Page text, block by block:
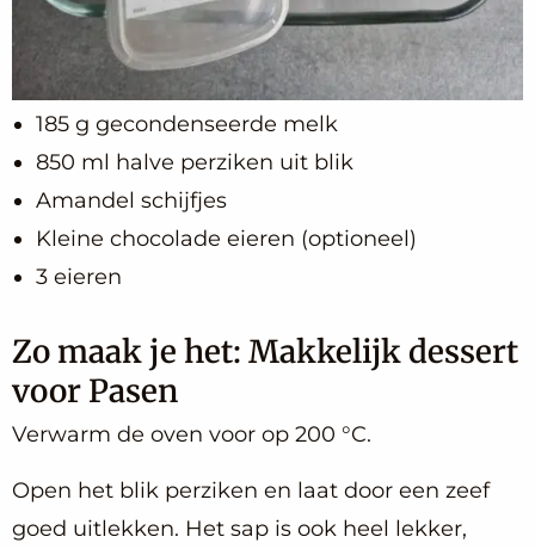
185 g gecondenseerde melk
850 ml halve perziken uit blik
Amandel schijfjes
Kleine chocolade eieren (optioneel)
3 eieren
Zo maak je het: Makkelijk dessert
voor Pasen
Verwarm de oven voor op 200 °C.
Open het blik perziken en laat door een zeef
goed uitlekken. Het sap is ook heel lekker,